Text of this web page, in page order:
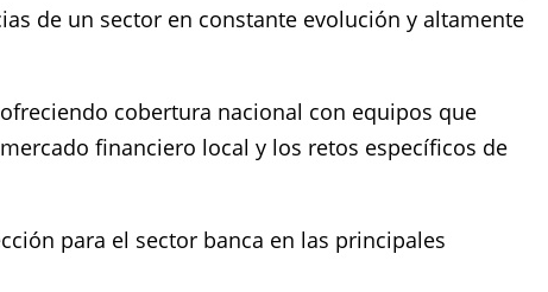
de un sector en constante evolución y altamente
cobertura nacional con equipos que
financiero local y los retos específicos de
para el sector banca en las principales